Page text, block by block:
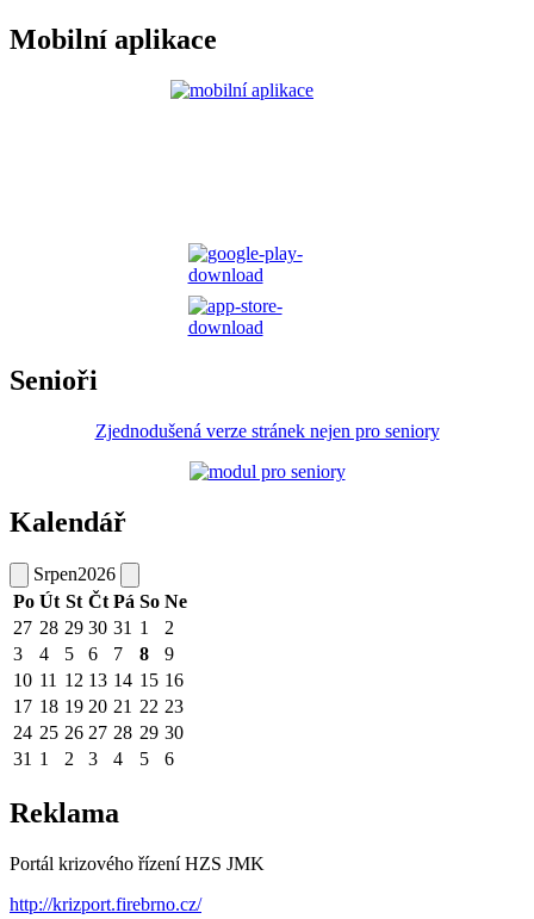
Mobilní aplikace
Senioři
Zjednodušená verze stránek nejen pro seniory
Kalendář
Srpen2026
Po Út St Čt Pá So Ne
27 28 29 30 31 1
2
3
4 5 6 7 8
9
10 11 12 13 14 15 16
17 18 19 20 21 22 23
24 25 26 27 28 29 30
31 1 2 3 4 5 6
Reklama
Portál krizového řízení HZS JMK
http://krizport.firebrno.cz/